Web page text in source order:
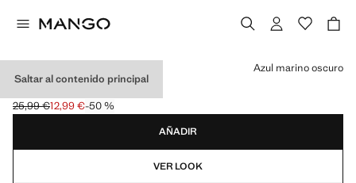
Saltar al contenido principal
BERMUDAS VAQUERAS
Precio inicial tachado [25,99 € ]
25,99 €
Precio actual [12,99 € ]
12,99 €-50 %
Selecciona un color
Azul marino oscuro
AÑADIR
VER LOOK